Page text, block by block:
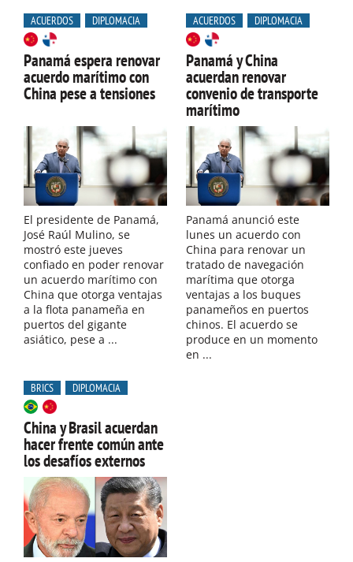
ACUERDOS DIPLOMACIA
Panamá espera renovar
acuerdo marítimo con
China pese a tensiones
El presidente de Panamá,
José Raúl Mulino, se
mostró este jueves
confiado en poder renovar
un acuerdo marítimo con
China que otorga ventajas
a la flota panameña en
puertos del gigante
asiático, pese a ...
ACUERDOS DIPLOMACIA
Panamá y China
acuerdan renovar
convenio de transporte
marítimo
Panamá anunció este
lunes un acuerdo con
China para renovar un
tratado de navegación
marítima que otorga
ventajas a los buques
panameños en puertos
chinos. El acuerdo se
produce en un momento
en ...
BRICS DIPLOMACIA
China y Brasil acuerdan
hacer frente común ante
los desafíos externos